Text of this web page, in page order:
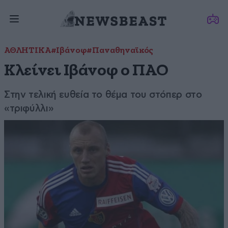
ΑΘΛΗΤΙΚΑ#Ιβάνοφ#Παναθηναϊκός
Κλείνει Ιβάνοφ ο ΠΑΟ
Στην τελική ευθεία το θέμα του στόπερ στο
«τριφύλλι»